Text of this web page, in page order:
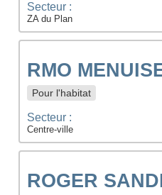
Secteur :
ZA du Plan
RMO
Pour l'habitat
Secteur :
Centre-ville
ROGER